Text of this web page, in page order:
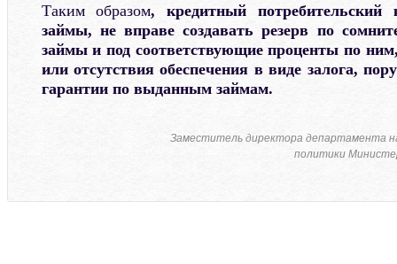
Таким образом, кредитный
займы, не вправе создавать резерв по
займы и под соответствующие проценты по
или отсутствияобеспечения в виде залога,
гарантии по выданным займам.
Заместитель директора департамента
политики